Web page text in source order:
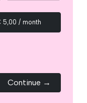
5,00 / month
Continue →